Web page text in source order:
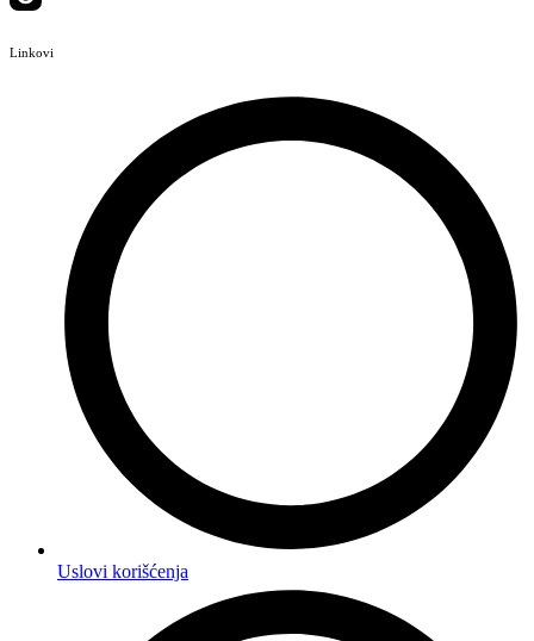
Linkovi
Uslovi korišćenja